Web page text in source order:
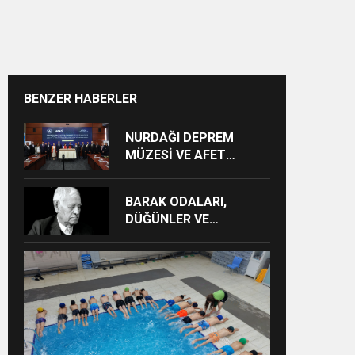
BENZER HABERLER
NURDAĞI DEPREM
MÜZESİ VE AFET
PROTOKOLÜ
İMZALANDI
BARAK ODALARI,
DÜĞÜNLER VE
ALTINA ALINIYOR